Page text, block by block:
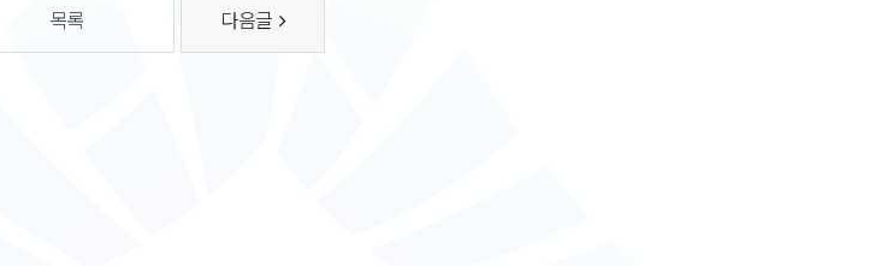
목록 다음글